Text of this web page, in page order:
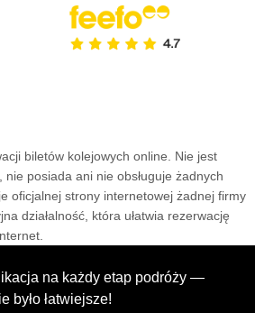
biletów kolejowych online. Nie jest
posiada ani nie obsługuje żadnych
oficjalnej strony internetowej żadnej firmy
działalność, która ułatwia rezerwację
na każdy etap podróży —
było łatwiejsze!